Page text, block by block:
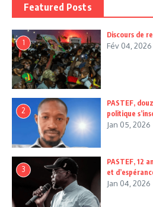
Featured Posts
1
Discours de
Fév 04, 2026
2
PASTEF,
politique
Jan 05, 2026
3
PASTEF, 12
et
Jan 04, 2026